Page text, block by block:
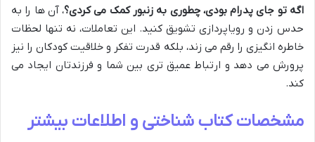
اگه تو جای پدرام بودی، چطوری به زنبور کمک می کردی؟، آن ها را به
حدس زدن و رویاپردازی تشویق کنید. این تعاملات، نه تنها لحظات
خاطره انگیزی را رقم می زند، بلکه قدرت تفکر و خلاقیت کودکان را نیز
پرورش می دهد و ارتباط عمیق تری بین شما و فرزندتان ایجاد می
کند.
مشخصات کتاب شناختی و اطلاعات بیشتر